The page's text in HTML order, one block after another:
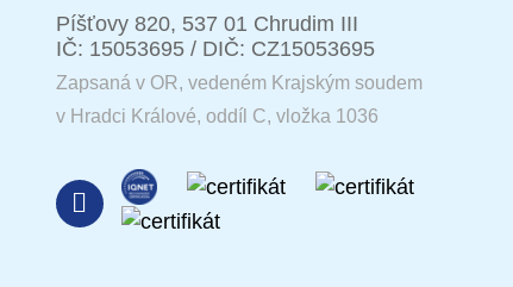
Píšťovy 820, 537 01 Chrudim III
IČ: 15053695 / DIČ: CZ15053695
Zapsaná v OR, vedeném Krajským soudem
v Hradci Králové, oddíl C, vložka 1036